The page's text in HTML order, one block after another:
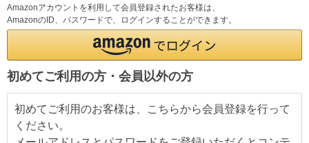
Amazonアカウントを利用して会員登録されたお客様は、
AmazonのID、パスワードで、ログインすることができます。
初めてご利用の方・会員以外の方
初めてご利用のお客様は、こちらから会員登録を行って
ください。